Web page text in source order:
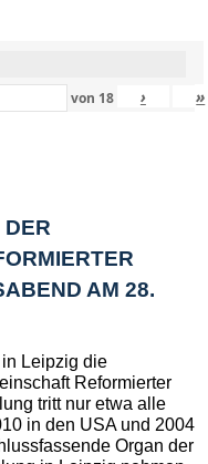
von 18 › »
AM 28.
Leipzig die
Reformierter
tritt nur etwa alle
in den USA und 2004
Organ der